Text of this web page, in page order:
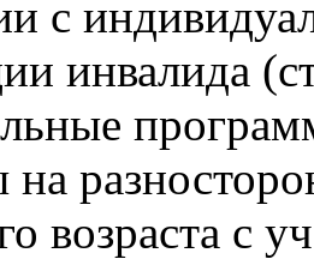
с
инвалида
возраста с